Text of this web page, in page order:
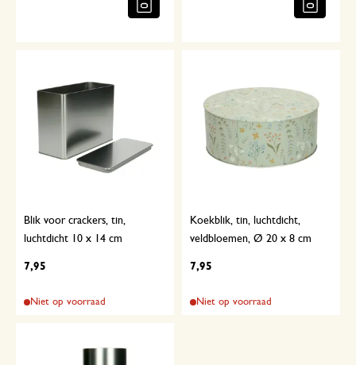
Blik voor crackers, tin,
luchtdicht 10 x 14 cm
7,95
Niet op voorraad
Koekblik, tin, luchtdicht,
veldbloemen, Ø 20 x 8 cm
7,95
Niet op voorraad